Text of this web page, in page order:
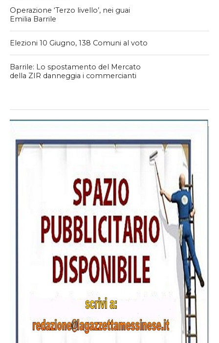
Operazione ‘Terzo livello’, nei guai
Emilia Barrile
Elezioni 10 Giugno, 138 Comuni al voto
Barrile: Lo spostamento del Mercato
della ZIR danneggia i commercianti